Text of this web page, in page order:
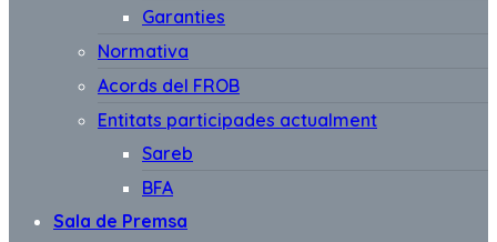
Garanties
Normativa
Acords del FROB
Entitats participades actualment
Sareb
BFA
Sala de Premsa